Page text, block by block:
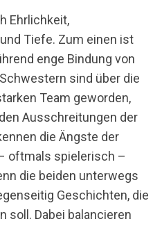
Ehrlichkeit,
Tiefe. Zum einen ist
enge Bindung von
sind über die
Team geworden,
Ausschreitungen der
die Ängste der
oftmals spielerisch –
die beiden unterwegs
Geschichten, die
soll. Dabei balancieren